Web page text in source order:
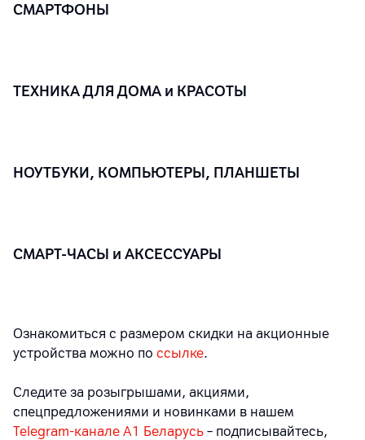
СМАРТФОНЫ
ТЕХНИКА ДЛЯ ДОМА и КРАСОТЫ
НОУТБУКИ, КОМПЬЮТЕРЫ, ПЛАНШЕТЫ
СМАРТ-ЧАСЫ и АКСЕССУАРЫ
Ознакомиться с размером скидки на акционные
устройства можно по ссылке.
Следите за розыгрышами, акциями,
спецпредложениями и новинками в нашем
Telegram-канале A1 Беларусь – подписывайтесь,